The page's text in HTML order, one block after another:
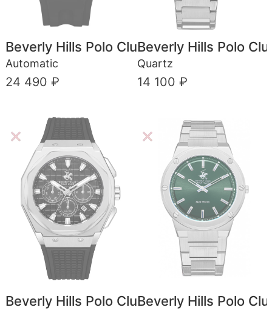
Beverly Hills Polo Club
Automatic
24 490 ₽
Beverly Hills Polo
Quartz
14 100 ₽
Beverly Hills Polo ClubBeverly Hills Polo